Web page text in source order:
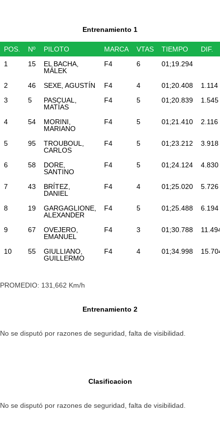
Entrenamiento 1
POS. Nº PILOTO MARCA VTAS TIEMPO
DIF.
1
15
EL BACHA,
MÁLEK
F4 6 01;19.294
2 46 SEXE, AGUSTÍN F4 4 01;20.408
1.114
3
5
PASCUAL,
MATÍAS
F4 5 01;20.839 1.545
4 54
MORINI,
MARIANO
F4 5 01;21.410 2.116
5 95
TROUBOUL,
CARLOS
F4 5 01;23.212 3.918
6 58
DORE,
SANTINO
F4 5 01;24.124 4.830
7 43
BRÍTEZ,
DANIEL
F4 4 01;25.020 5.726
8 19
GARGAGLIONE,
ALEXANDER
F4 5 01;25.488 6.194
9 67
OVEJERO,
EMANUEL
F4 3 01;30.788
10 55
GIULLIANO,
GUILLERMO
F4 4 01;34.998
PROMEDIO: 131,662 Km/h
Entrenamiento 2
No se disputó por razones de seguridad, falta de visibilidad.
Clasificacion
No se disputó por razones de seguridad, falta de visibilidad.